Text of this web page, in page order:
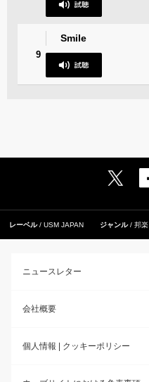
9
Smile
レーベル USM JAPAN ジャンル 邦楽
ニュースレター
会社概要
個人情報 | クッキーポリシー